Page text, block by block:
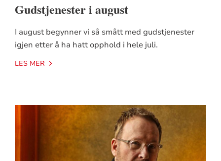
Gudstjenester i august
I august begynner vi så smått med gudstjenester
igjen etter å ha hatt opphold i hele juli.
LES MER